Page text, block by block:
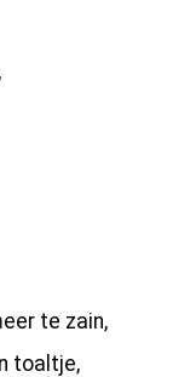
te zain,
toaltje,